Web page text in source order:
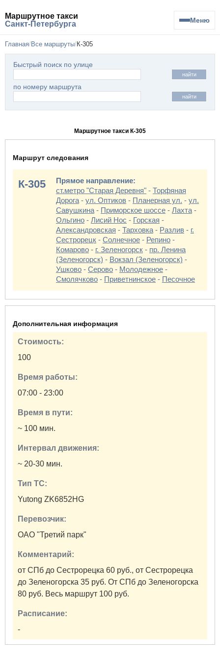
Маршрутное такси
Санкт-Петербурга
Меню
Главная Все маршруты К-305
Быстрый поиск по улице
найти
по номеру маршрута
найти
Маршрутное такси К-305
Маршрут следования
К-305
Прямое направление:
ст.метро "Старая Деревня" - Торфяная
Дорога - ул. Оптиков - Планерная ул. - ул.
Савушкина - Приморское шоссе - Лахта -
Ольгино - Лисий Нос - Горская -
Александровская - Тарховка - Разлив - г.
Сестрорецк - Солнечное - Репино -
Комарово - г. Зеленогорск - пр. Ленина
(Зеленогорск) - Вокзал (Зеленогорск) -
Ушково - Серово - Молодежное -
Смолячково - Приветнинское - Песочное
Дополнительная информация
Стоимость:
100
Время работы:
07:00 - 23:00
Время в пути:
~ 100 мин.
Интервал движения:
~ 20-30 мин.
Тип ТС:
Yutong ZK6852HG
Перевозчик:
ОАО "Третий парк"
Комментарий:
от СПб до Сестрорецка 60 руб., от Сестрорецка
до Зеленогорска 35 руб. От СПб до Зеленогорска
80 руб. Весь маршрут 100 руб.
Расписание:
-